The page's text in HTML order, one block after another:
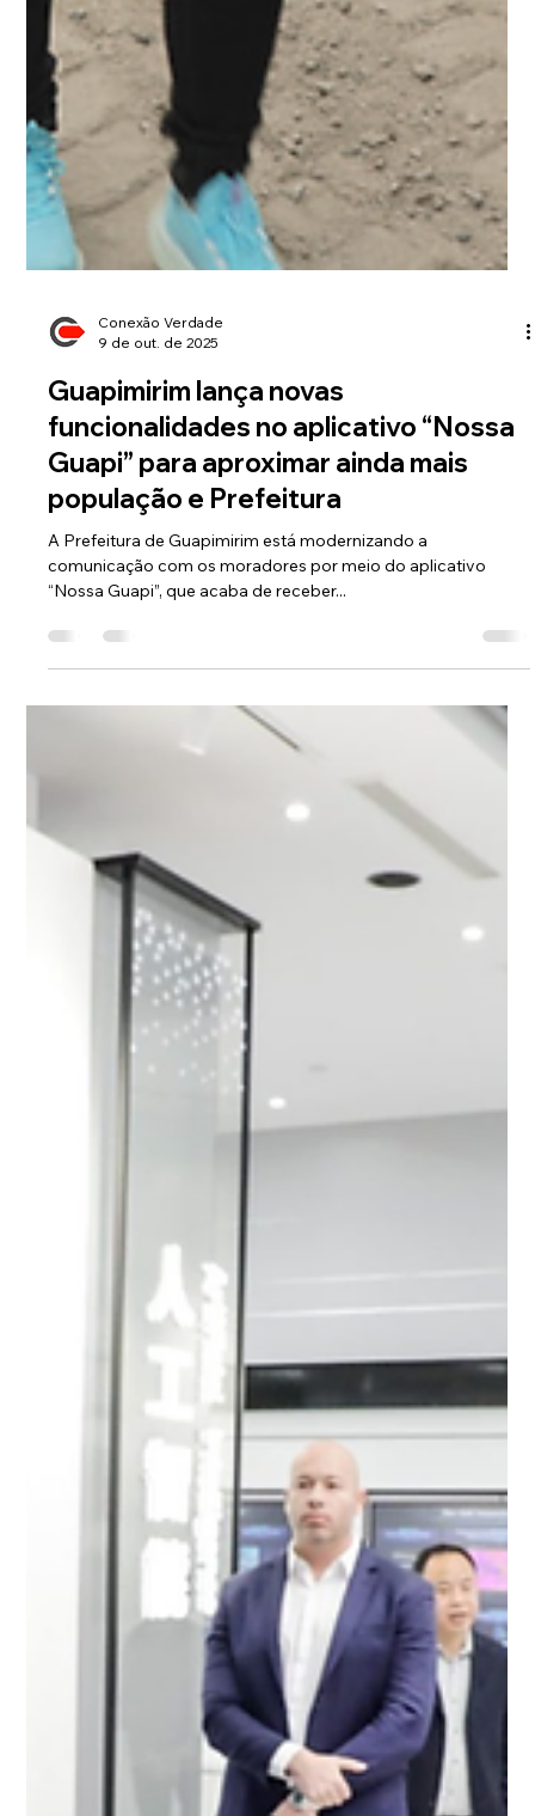
Guapimirim lança novas
funcionalidades no aplicativo “Nossa
Guapi” para aproximar ainda mais
população e Prefeitura
A Prefeitura de Guapimirim está modernizando a
comunicação com os moradores por meio do aplicativo
“Nossa Guapi”, que acaba de receber...